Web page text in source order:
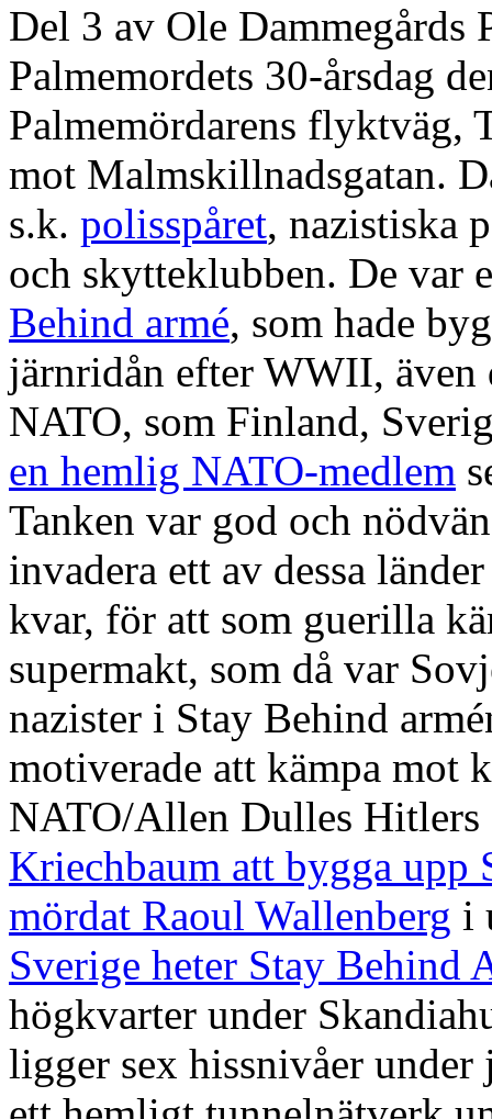
Del 3 av Ole Dammegårds
Palmemordets 30-årsdag
Palmemördarens flyktväg,
mot Malmskillnadsgatan.
s.k. polisspåret, nazistiska
och skytteklubben. De var
Behind armé, som hade
järnridån efter WWII,
NATO, som Finland,
en hemlig NATO-medlem
Tanken var god och
invadera ett av dessa
kvar, för att som guerilla
supermakt, som då var
nazister i Stay Behind
motiverade att kämpa mot
NATO/Allen Dulles Hitlers
Kriechbaum att bygga upp
mördat Raoul Wallenberg i
Sverige heter Stay Behind
högkvarter under
ligger sex hissnivåer